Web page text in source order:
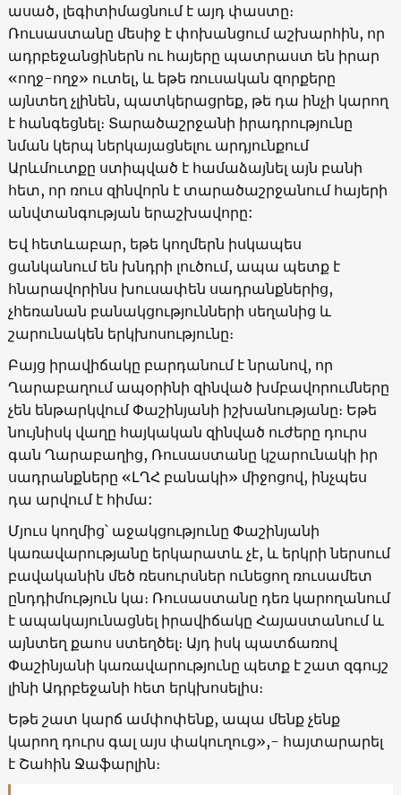
ասած, լեգիտիմացնում է այդ փաստը։
Ռուսաստանը մեսիջ է փոխանցում աշխարհին, որ
ադրբեջանցիներն ու հայերը պատրաստ են իրար
«ողջ-ողջ» ուտել, և եթե ռուսական զորքերը
այնտեղ չլինեն, պատկերացրեք, թե դա ինչի կարող
է հանգեցնել։ Տարածաշրջանի իրադրությունը
նման կերպ ներկայացնելու արդյունքում
Արևմուտքը ստիպված է համաձայնել այն բանի
հետ, որ ռուս զինվորն է տարածաշրջանում հայերի
անվտանգության երաշխավորը:
Եվ հետևաբար, եթե կողմերն իսկապես
ցանկանում են խնդրի լուծում, ապա պետք է
հնարավորինս խուսափեն սադրանքներից,
չհեռանան բանակցությունների սեղանից և
շարունակեն երկխոսությունը։
Բայց իրավիճակը բարդանում է նրանով, որ
Ղարաբաղում ապօրինի զինված խմբավորումները
չեն ենթարկվում Փաշինյանի իշխանությանը։ Եթե ​​
նույնիսկ վաղը հայկական զինված ուժերը դուրս
գան Ղարաբաղից, Ռուսաստանը կշարունակի իր
սադրանքները «ԼՂՀ բանակի» միջոցով, ինչպես
դա արվում է հիմա:
Մյուս կողմից՝ աջակցությունը Փաշինյանի
կառավարությանը երկարատև չէ, և երկրի ներսում
բավականին մեծ ռեսուրսներ ունեցող ռուսամետ
ընդդիմություն կա։ Ռուսաստանը դեռ կարողանում
է ապակայունացնել իրավիճակը Հայաստանում և
այնտեղ քաոս ստեղծել։ Այդ իսկ պատճառով
Փաշինյանի կառավարությունը պետք է շատ զգույշ
լինի Ադրբեջանի հետ երկխոսելիս։
Եթե ​​շատ կարճ ամփոփենք, ապա մենք չենք
կարող դուրս գալ այս փակուղուց»,- հայտարարել
է Շահին Ջաֆարլին։